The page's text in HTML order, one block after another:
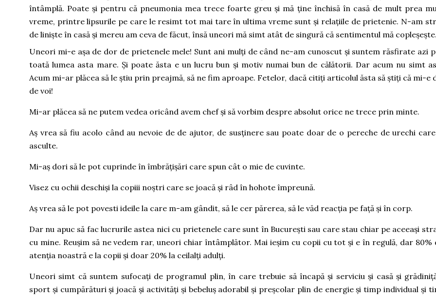
întâmplă. Poate și pentru că pneumonia mea trece foarte greu și mă ține închisă în casă de mult prea
vreme, printre lipsurile pe care le resimt tot mai tare în ultima vreme sunt și relațiile de prietenie. N-am
de liniște în casă și mereu am ceva de făcut, însă uneori mă simt atât de singură că sentimentul mă
Uneori mi-e așa de dor de prietenele mele! Sunt ani mulți de când ne-am cunoscut și suntem răsfirate azi
toată lumea asta mare. Și poate ăsta e un lucru bun și motiv numai bun de călătorii. Dar acum nu simt
Acum mi-ar plăcea să le știu prin preajmă, să ne fim aproape. Fetelor, dacă citiți articolul ăsta să știți că mi-e
de voi!
Mi-ar plăcea să ne putem vedea oricând avem chef și să vorbim despre absolut orice ne trece prin minte.
Aș vrea să fiu acolo când au nevoie de de ajutor, de susținere sau poate doar de o pereche de urechi
asculte.
Mi-aș dori să le pot cuprinde în îmbrățișări care spun cât o mie de cuvinte.
Visez cu ochii deschiși la copiii noștri care se joacă și râd în hohote împreună.
Aș vrea să le pot povesti ideile la care m-am gândit, să le cer părerea, să le văd reacția pe față și în corp.
Dar nu apuc să fac lucrurile astea nici cu prietenele care sunt în București sau care stau chiar pe aceeași
cu mine. Reușim să ne vedem rar, uneori chiar întâmplător. Mai ieșim cu copii cu tot și e în regulă, dar 80%
atenția noastră e la copii și doar 20% la ceilalți adulți.
Uneori simt că suntem sufocați de programul plin, în care trebuie să încapă și serviciu și casă și
sport și cumpărături și joacă și activități și bebeluș adorabil și preșcolar plin de energie și timp individual și